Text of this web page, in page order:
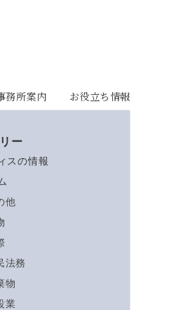
務所案内 お役立ち情報
ー
スの情報
他
法務
物
業